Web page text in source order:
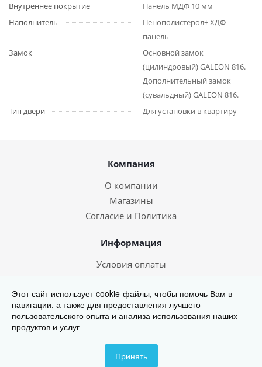
Внутреннее покрытие
Панель МДФ 10 мм
Наполнитель
Пенополистерол+ ХДФ
панель
Замок
Основной замок
(цилиндровый) GALEON 816.
Дополнительный замок
(сувальдный) GALEON 816.
Тип двери
Для установки в квартиру
Компания
О компании
Магазины
Согласие и Политика
Информация
Условия оплаты
567-000
Этот сайт использует cookie-файлы, чтобы помочь Вам в
навигации, а также для предоставления лучшего
пользовательского опыта и анализа использования наших
продуктов и услуг
Принять